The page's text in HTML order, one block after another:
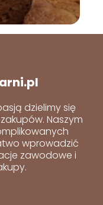
dzielimy się
Naszym
wprowadzić
zawodowe i